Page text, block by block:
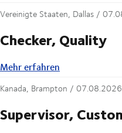
Vereinigte Staaten, Dallas /
Checker, Quality
Mehr erfahren
Mehr erfahren
Kanada, Brampton / 07.08.2026
Supervisor,